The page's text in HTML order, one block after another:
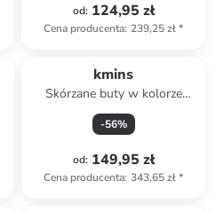
od: 124,95 zł
Cena producenta: 239,25 zł*
kmins
Skórzane buty w kolorze
beżowym do chodzenia na
boso
-56%
od: 149,95 zł
Cena producenta: 343,65 zł*